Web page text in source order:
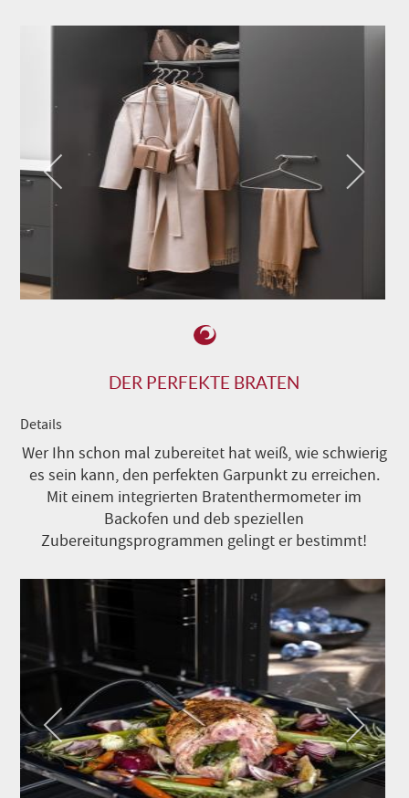
DER PERFEKTE BRATEN
Details
Wer Ihn schon mal zubereitet hat weiß, wie schwierig
es sein kann, den perfekten Garpunkt zu erreichen.
Mit einem integrierten Bratenthermometer im
Backofen und deb speziellen
Zubereitungsprogrammen gelingt er bestimmt!